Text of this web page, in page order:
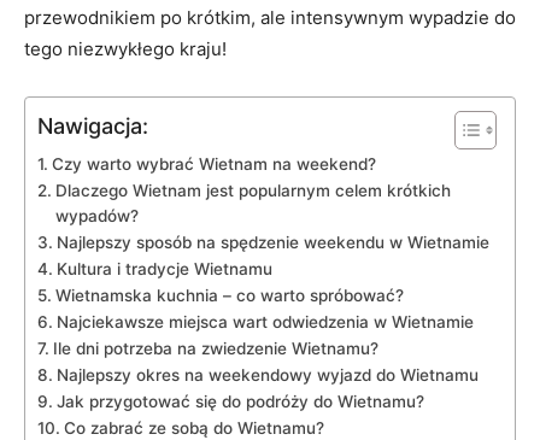
przewodnikiem po krótkim, ⁤ale intensywnym ‌wypadzie do
tego ⁢niezwykłego kraju!
Nawigacja:
Czy warto wybrać Wietnam na weekend?
Dlaczego ‌Wietnam jest popularnym celem krótkich⁢
wypadów?
Najlepszy sposób ‍na spędzenie weekendu w Wietnamie
Kultura i tradycje ‍Wietnamu
Wietnamska kuchnia – co warto ⁢spróbować?
Najciekawsze miejsca wart odwiedzenia w Wietnamie
Ile dni ​potrzeba na zwiedzenie Wietnamu?
Najlepszy ‍okres na ​weekendowy ⁤wyjazd ‌do Wietnamu
Jak przygotować się do podróży do ⁢Wietnamu?
Co zabrać​ ze sobą‌ do Wietnamu?